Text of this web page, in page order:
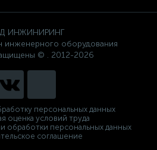
ИНЖИНИРИНГ
инженерного оборудования
© . 2012-2026
персональных данных
оценка условий труда
обработки персональных данных
соглашение